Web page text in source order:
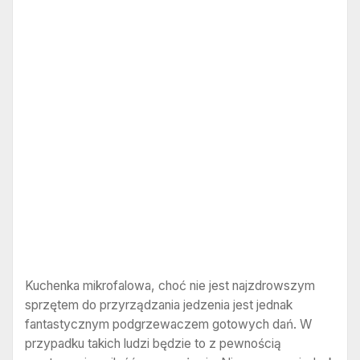
Kuchenka mikrofalowa, choć nie jest najzdrowszym
sprzętem do przyrządzania jedzenia jest jednak
fantastycznym podgrzewaczem gotowych dań. W
przypadku takich ludzi będzie to z pewnością